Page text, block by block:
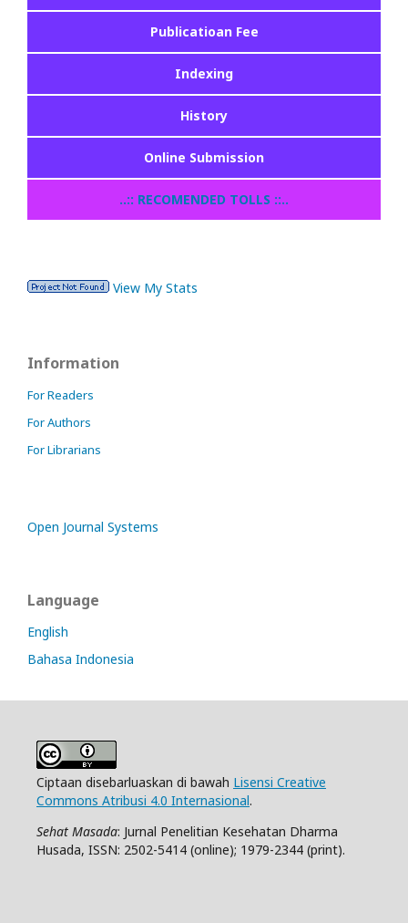
Publicatioan Fee
Indexing
History
Online Submission
..:: RECOMENDED TOLLS ::..
View My Stats
Information
For Readers
For Authors
For Librarians
Open Journal Systems
Language
English
Bahasa Indonesia
Ciptaan disebarluaskan di bawah Lisensi Creative
Commons Atribusi 4.0 Internasional.
Sehat Masada: Jurnal Penelitian Kesehatan Dharma
Husada, ISSN: 2502-5414 (online); 1979-2344 (print).